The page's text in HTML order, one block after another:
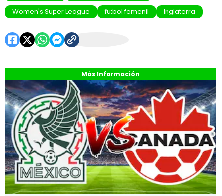
Más Información
Women's Super League
futbol femenil Inglaterra